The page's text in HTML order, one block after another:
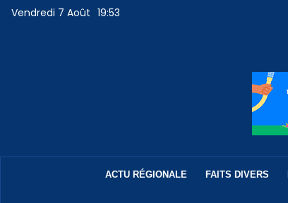
Vendredi 7 Août 19:53
ACTU RÉGIONALE FAITS DIVERS